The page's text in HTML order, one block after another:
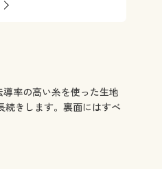
率の高い糸を使った生地
続きします。裏面にはすべ